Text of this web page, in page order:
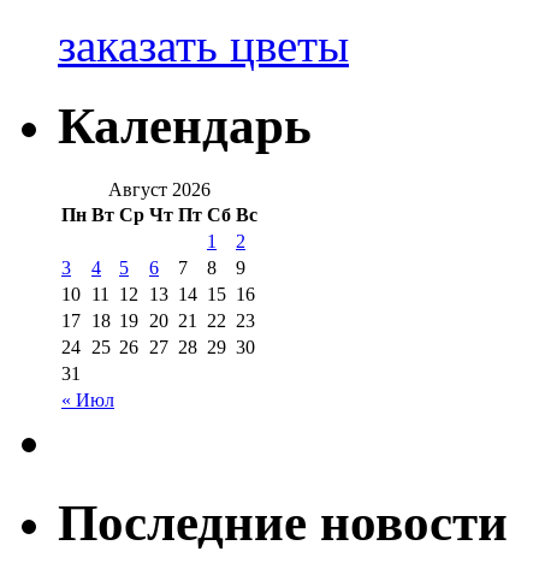
заказать цветы
Календарь
Август 2026
Пн Вт Ср Чт Пт Сб Вс
« Июл
1
2
3
4 5 6 7 8
9
10 11 12 13 14 15 16
17 18 19 20 21 22 23
24 25 26 27 28 29 30
31
Последние новости